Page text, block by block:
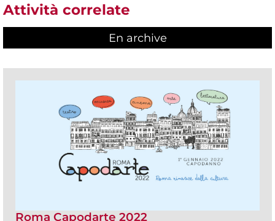
Attività correlate
En archive
Roma Capodarte 2022